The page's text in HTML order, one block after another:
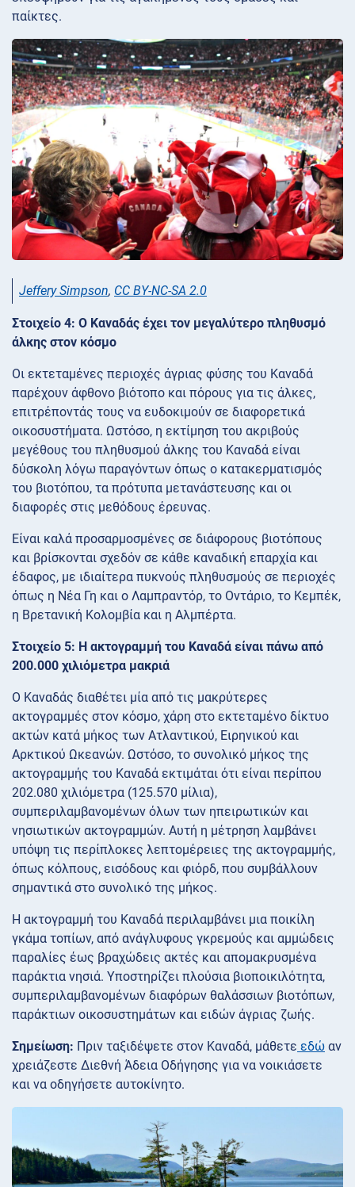
παίκτες.
Jeffery Simpson, CC BY-NC-SA 2.0
Στοιχείο 4: Ο Καναδάς έχει τον μεγαλύτερο πληθυσμό
άλκης στον κόσμο
Οι εκτεταμένες περιοχές άγριας φύσης του Καναδά
παρέχουν άφθονο βιότοπο και πόρους για τις άλκες,
επιτρέποντάς τους να ευδοκιμούν σε διαφορετικά
οικοσυστήματα. Ωστόσο, η εκτίμηση του ακριβούς
μεγέθους του πληθυσμού άλκης του Καναδά είναι
δύσκολη λόγω παραγόντων όπως ο κατακερματισμός
του βιοτόπου, τα πρότυπα μετανάστευσης και οι
διαφορές στις μεθόδους έρευνας.
Είναι καλά προσαρμοσμένες σε διάφορους βιοτόπους
και βρίσκονται σχεδόν σε κάθε καναδική επαρχία και
έδαφος, με ιδιαίτερα πυκνούς πληθυσμούς σε περιοχές
όπως η Νέα Γη και ο Λαμπραντόρ, το Οντάριο, το Κεμπέκ,
η Βρετανική Κολομβία και η Αλμπέρτα.
Στοιχείο 5: Η ακτογραμμή του Καναδά είναι πάνω από
200.000 χιλιόμετρα μακριά
Ο Καναδάς διαθέτει μία από τις μακρύτερες
ακτογραμμές στον κόσμο, χάρη στο εκτεταμένο δίκτυο
ακτών κατά μήκος των Ατλαντικού, Ειρηνικού και
Αρκτικού Ωκεανών. Ωστόσο, το συνολικό μήκος της
ακτογραμμής του Καναδά εκτιμάται ότι είναι περίπου
202.080 χιλιόμετρα (125.570 μίλια),
συμπεριλαμβανομένων όλων των ηπειρωτικών και
νησιωτικών ακτογραμμών. Αυτή η μέτρηση λαμβάνει
υπόψη τις περίπλοκες λεπτομέρειες της ακτογραμμής,
όπως κόλπους, εισόδους και φιόρδ, που συμβάλλουν
σημαντικά στο συνολικό της μήκος.
Η ακτογραμμή του Καναδά περιλαμβάνει μια ποικίλη
γκάμα τοπίων, από ανάγλυφους γκρεμούς και αμμώδεις
παραλίες έως βραχώδεις ακτές και απομακρυσμένα
παράκτια νησιά. Υποστηρίζει πλούσια βιοποικιλότητα,
συμπεριλαμβανομένων διαφόρων θαλάσσιων βιοτόπων,
παράκτιων οικοσυστημάτων και ειδών άγριας ζωής.
Σημείωση: Πριν ταξιδέψετε στον Καναδά, μάθετε εδώ αν
χρειάζεστε Διεθνή Άδεια Οδήγησης για να νοικιάσετε
και να οδηγήσετε αυτοκίνητο.